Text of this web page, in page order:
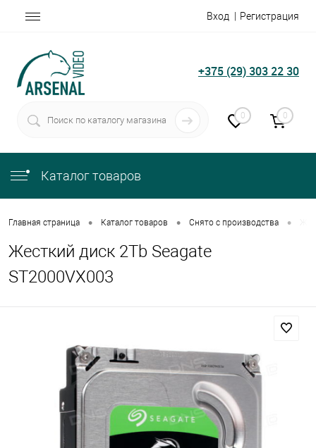
Вход Регистрация
+375 (29) 303 22 30
0 0
Каталог товаров
Главная страница • Каталог товаров • Снято с производства •
Жесткий диск 2Tb Seagate
ST2000VX003